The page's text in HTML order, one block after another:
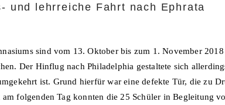
und lehrreiche Fahrt nach Ephrata
sind vom 13. Oktober bis zum 1. November
Der Hinflug nach Philadelphia gestaltete sich
ist. Grund hierfür war eine defekte Tür, die zu
folgenden Tag konnten die 25 Schüler in Begleitung